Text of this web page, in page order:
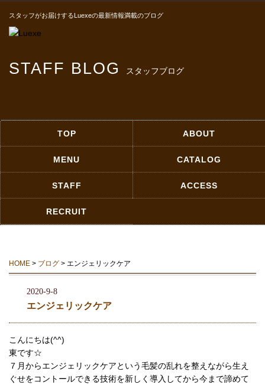
スタッフがお届けするLuexeの最新情報満載のブログ
STAFF BLOG スタッフブログ
TOP ABOUT
MENU CATALOG
STAFF ACCESS
RECRUIT
HOME > ブログ > エンジェリックケア
2020-9-8
エンジェリックケア
こんにちは(^^)
東です☆
７月からエンジェリックケアという毛髪の乱れを整えながら生え
ぐせをコントールできる技術を新しく導入してから今まで諦めて